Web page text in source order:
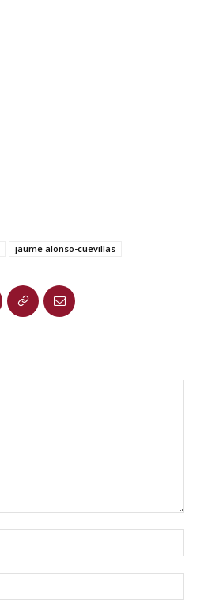
jaume alonso-cuevillas